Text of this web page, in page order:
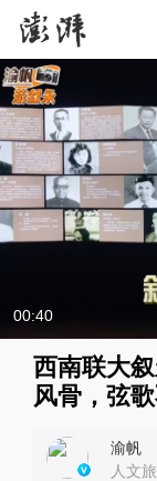
00:40
西南联大
风骨，弦
渝帆
人文